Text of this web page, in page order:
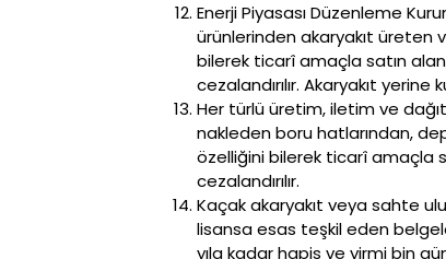
Enerji Piyasası Düzenleme
ürünlerinden akaryakıt üreten
bilerek ticarî amaçla satın
cezalandırılır. Akaryakıt
Her türlü üretim, iletim ve
nakleden boru hatlarından,
özelliğini bilerek ticarî amaçla
cezalandırılır.
Kaçak akaryakıt veya sahte
lisansa esas teşkil eden
yıla kadar hapis ve yirmi bin